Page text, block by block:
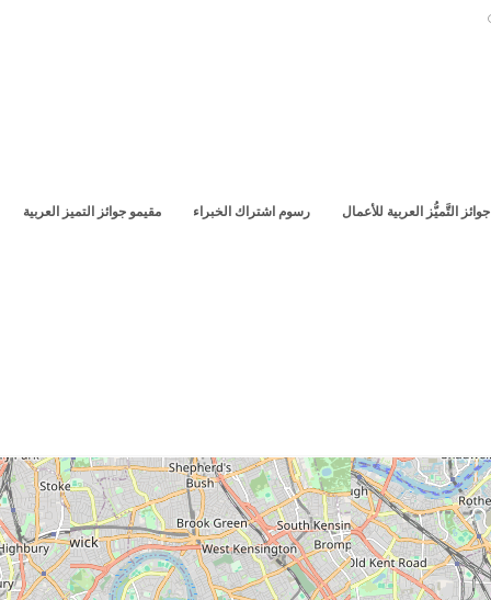
مقيمو جوائز التميز العربية رسوم اشتراك الخبراء جوائز التَّميُّز العربية للأعمال